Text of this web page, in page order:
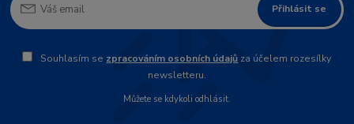
Přihlásit se
Souhlasím se zpracováním osobních údajů za účelem rozesílky
newsletteru.
Můžete se kdykoli odhlásit.